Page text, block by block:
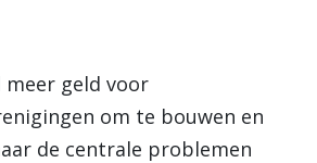
meer geld voor
om te bouwen en
de centrale problemen